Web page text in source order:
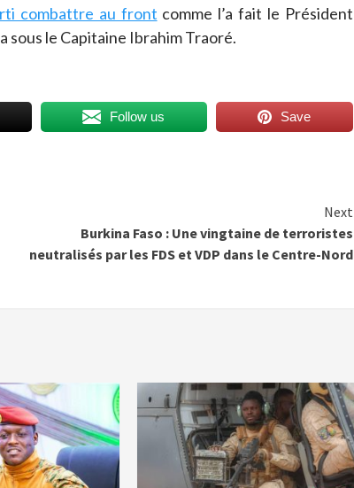
combattre au front comme l’a fait le Président
sous le Capitaine Ibrahim Traoré.
Follow us Save
Next
Burkina Faso : Une vingtaine de terroristes
neutralisés par les FDS et VDP dans le Centre-Nord